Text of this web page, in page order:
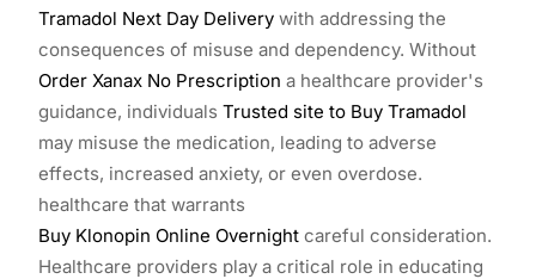
Tramadol Next Day Delivery with addressing the
consequences of misuse and dependency. Without
Order Xanax No Prescription a healthcare provider's
guidance, individuals Trusted site to Buy Tramadol
may misuse the medication, leading to adverse
effects, increased anxiety, or even overdose.
healthcare that warrants
Buy Klonopin Online Overnight careful consideration.
Healthcare providers play a critical role in educating